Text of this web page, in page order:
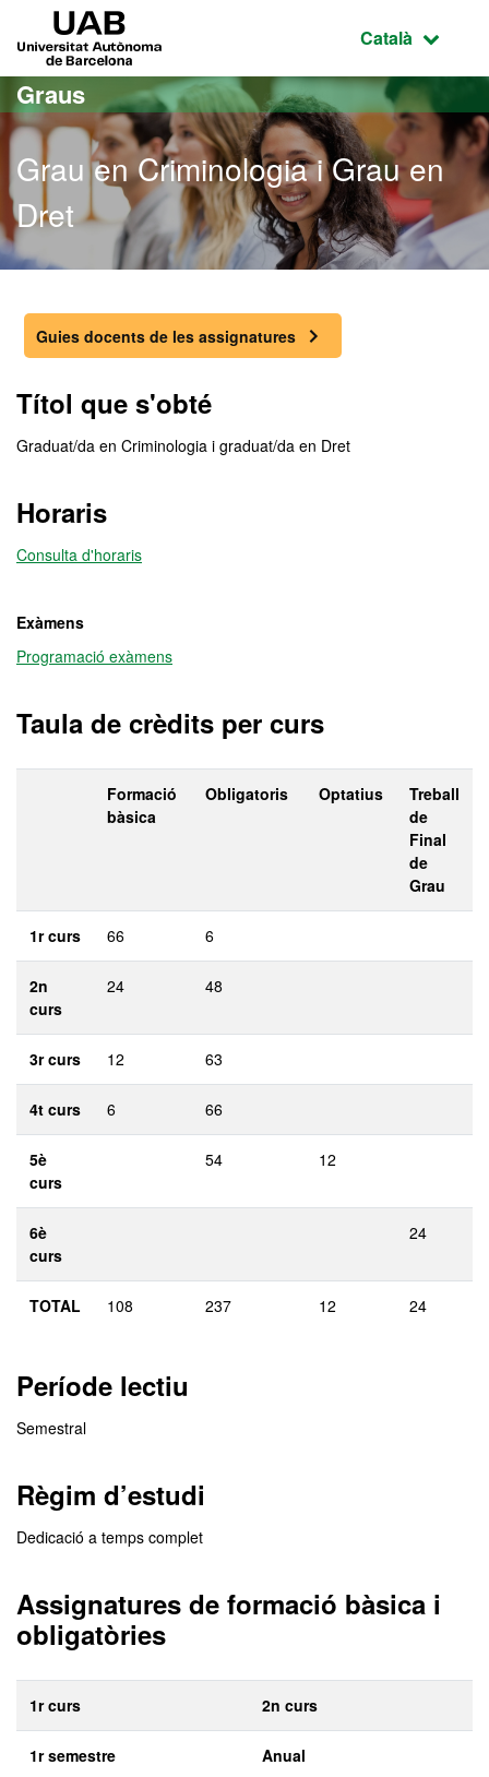
Ves al contingut principal
Ves a la navegació de la pàgina
Idioma
Català
Graus
Grau en Criminologia i Grau en
Dret
Grau en Criminologia i
Guies docents de les assignatures
Títol que s'obté
Graduat/da en Criminologia i graduat/da en Dret
Horaris
Consulta d'horaris
Exàmens
Programació exàmens
Taula de crèdits per curs
Formació
bàsica
Obligatoris Optatius
Treball
de
Final
de
Grau
1r curs 66 6
2n
curs
24 48
3r curs 12 63
4t curs 6 66
5è
curs
54 12
6è
curs
24
TOTAL 108 237 12 24
Període lectiu
Semestral
Règim d’estudi
Dedicació a temps complet
Assignatures de formació bàsica i
obligatòries
1r curs 2n curs
1r semestre
Anual